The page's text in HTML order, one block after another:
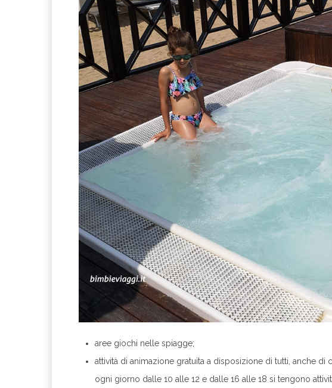
aree giochi nelle spiagge;
attività di animazione gratuita a disposizione di tutti, anche di
ogni giorno dalle 10 alle 12 e dalle 16 alle 18 si tengono